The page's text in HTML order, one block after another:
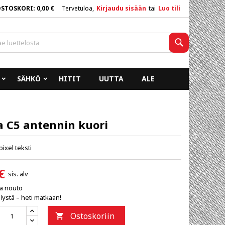
Tervetuloa, Kirjaudu sisään tai Luo tili
0,00 €
Haku
SÄHKÖ HITIT UUTTA ALE
C5 antennin kuori
teksti
sis. alv
nouto
– heti matkaan!
 Ostoskoriin
×
×
×